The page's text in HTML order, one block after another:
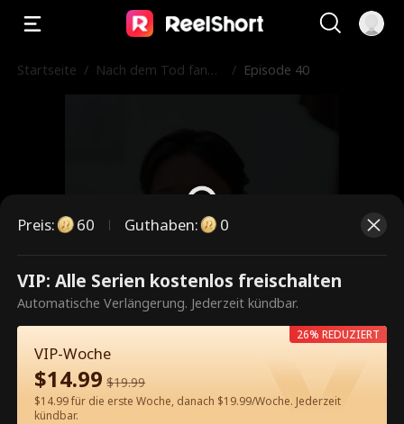
Startseite / Nach dem Tod fand i
/ Episode 40
Dies ist eine kostenpflichtige
Episode. Bitte entsperren, um
60 Jetzt entsperren
Preis: 60 Guthaben: 0
VIP: Alle Serien kostenlos freischalten
Automatische Verlängerung. Jederzeit kündbar.
VIP-Woche
$14.99 $19.99
$14.99 für die erste Woche, danach $19.99/Woche. Jederzeit
kündbar.
26% REDUZIERT